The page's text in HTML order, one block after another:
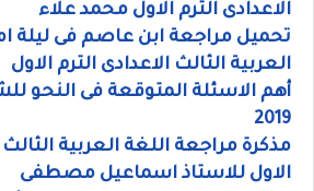
الاعدادى الترم الاول محمد علاء
تحميل مراجعة ابن عاصم فى ليلة
العربية الثالث الاعدادى الترم الاول
أهم الاسئلة المتوقعة فى النحو
2019
مذكرة مراجعة اللغة العربية الثالث
الاول للاستاذ اسماعيل مصطفى